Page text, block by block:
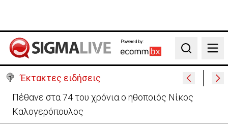
Powered by:
Search
Έκτακτες ειδήσεις
Πέθανε στα 74 του χρόνια ο ηθοποιός Νίκος
Καλογερόπουλος